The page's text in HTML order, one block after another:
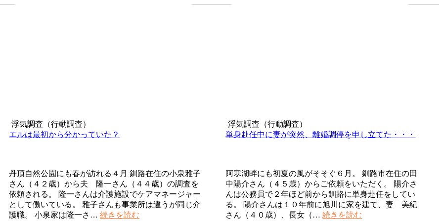
浮気調査（行動調査）
エルは最初から分かっていた？
丹頂自然公園にも春が訪れる４月 釧路在住の小泉雅子
さん（４２歳）から夫 隆一さん（４４歳）の調査を
依頼される。 隆一さんは介護施設でケアマネージャー
として働いている。 雅子さんも事業所は違うが同じ介
護職。 小泉家は隆一さ…続きを読む
浮気調査（行動調査）
単身赴任中に妻が突然、離婚調停を申し立てた・・・
阿寒湖畔にも初夏の風がそそぐ６月。 釧路市在住の田
中陽介さん（４５歳）からご依頼をいただく。 陽介さ
んは公務員で２年ほど前から釧路に単身赴任をしてい
る。 陽介さんは１０年前に旭川に家を建て、妻 美紀
さん（４０歳）、長女（…続きを読む